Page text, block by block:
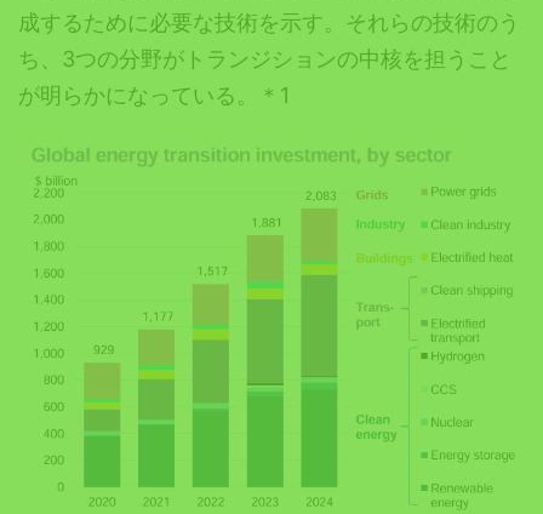
成するために必要な技術を示す。それらの技術のう
ち、3つの分野がトランジションの中核を担うこと
が明らかになっている。＊1